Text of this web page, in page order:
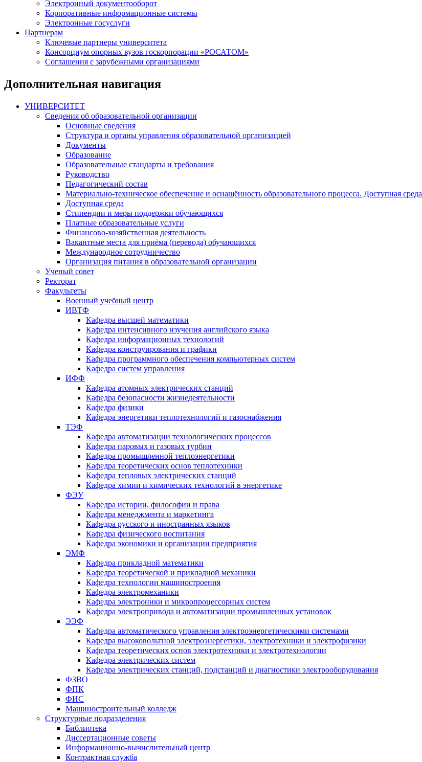
Электронный документооборот
Корпоративные информационные системы
Электронные госуслуги
Партнерам
Ключевые партнеры университета
Консорциум опорных вузов госкорпорации «РОСАТОМ»
Соглашения с зарубежными организациями
Дополнительная навигация
УНИВЕРСИТЕТ
Сведения об образовательной организации
Основные сведения
Структура и органы управления образовательной организацией
Документы
Образование
Образовательные стандарты и требования
Руководство
Педагогический состав
Материально-техническое обеспечение и оснащённость образовательного процесса. Доступная среда
Доступная среда
Стипендии и меры поддержки обучающихся
Платные образовательные услуги
Финансово-хозяйственная деятельность
Вакантные места для приёма (перевода) обучающихся
Международное сотрудничество
Организация питания в образовательной организации
Ученый совет
Ректорат
Факультеты
Военный учебный центр
ИВТФ
Кафедра высшей математики
Кафедра интенсивного изучения английского языка
Кафедра информационных технологий
Кафедра конструирования и графики
Кафедра программного обеспечения компьютерных систем
Кафедра систем управления
ИФФ
Кафедра атомных электрических станций
Кафедра безопасности жизнедеятельности
Кафедра физики
Кафедра энергетики теплотехнологий и газоснабжения
ТЭФ
Кафедра автоматизации технологических процессов
Кафедра паровых и газовых турбин
Кафедра промышленной теплоэнергетики
Кафедра теоретических основ теплотехники
Кафедра тепловых электрических станций
Кафедра химии и химических технологий в энергетике
ФЭУ
Кафедра истории, философии и права
Кафедра менеджмента и маркетинга
Кафедра русского и иностранных языков
Кафедра физического воспитания
Кафедра экономики и организации предприятия
ЭМФ
Кафедра прикладной математики
Кафедра теоретической и прикладной механики
Кафедра технологии машиностроения
Кафедра электромеханики
Кафедра электроники и микропроцессорных систем
Кафедра электропривода и автоматизации промышленных установок
ЭЭФ
Кафедра автоматического управления электроэнергетическими системами
Кафедра высоковольтной электроэнергетики, электротехники и электрофизики
Кафедра теоретических основ электротехники и электротехнологии
Кафедра электрических систем
Кафедра электрических станций, подстанций и диагностики электрооборудования
ФЗВО
ФПК
ФИС
Машиностроительный колледж
Структурные подразделения
Библиотека
Диссертационные советы
Информационно-вычислительный центр
Контрактная служба